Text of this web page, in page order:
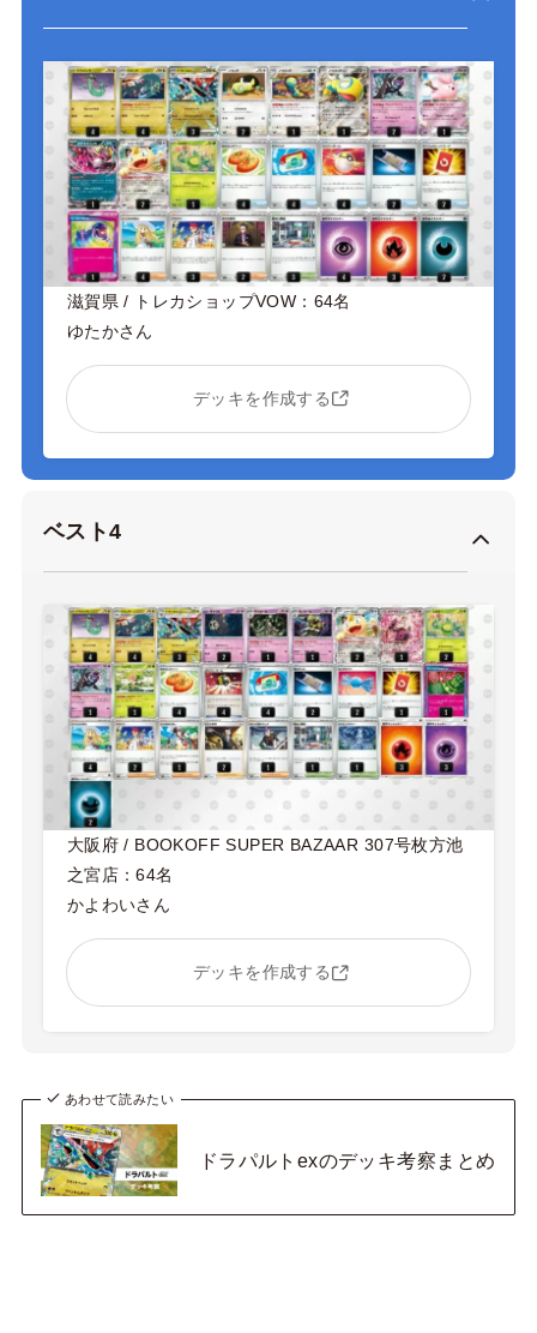
滋賀県 / トレカショップVOW：64名
ゆたかさん
デッキを作成する
ベスト4
大阪府 / BOOKOFF SUPER BAZAAR 307号枚方池
之宮店：64名
かよわいさん
デッキを作成する
あわせて読みたい
ドラパルトexのデッキ考察まとめ